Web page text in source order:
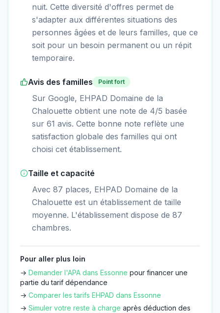
nuit. Cette diversité d'offres permet de
s'adapter aux différentes situations des
personnes âgées et de leurs familles, que ce
soit pour un besoin permanent ou un répit
temporaire.
Avis des familles Point fort
Sur Google, EHPAD Domaine de la
Chalouette obtient une note de 4/5 basée
sur 61 avis. Cette bonne note reflète une
satisfaction globale des familles qui ont
choisi cet établissement.
Taille et capacité
Avec 87 places, EHPAD Domaine de la
Chalouette est un établissement de taille
moyenne. L'établissement dispose de 87
chambres.
Pour aller plus loin
→ Demander l'APA dans Essonne pour financer une
partie du tarif dépendance
→ Comparer les tarifs EHPAD dans Essonne
→ Simuler votre reste à charge après déduction des